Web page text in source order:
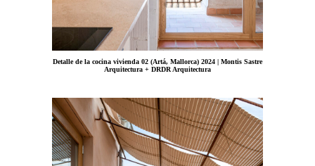
Detalle de la cocina vivienda 02 (Artá, Mallorca) 2024 | Montis Sastre
Arquitectura + DRDR Arquitectura